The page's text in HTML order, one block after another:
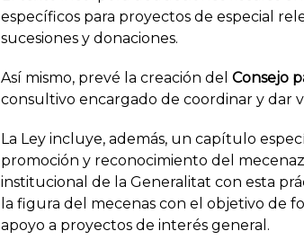
específicos para proyectos de especial
sucesiones y donaciones.
Así mismo, prevé la creación del Consejo
consultivo encargado de coordinar y dar
La Ley incluye, además, un capítulo
promoción y reconocimiento del
institucional de la Generalitat con esta
la figura del mecenas con el objetivo de
apoyo a proyectos de interés general.